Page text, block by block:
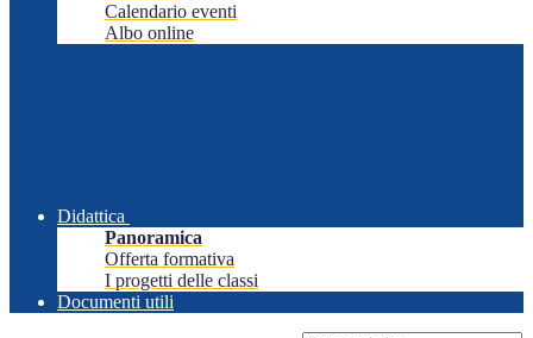
Calendario eventi
Albo online
Didattica
Panoramica
Offerta formativa
I progetti delle classi
Documenti utili